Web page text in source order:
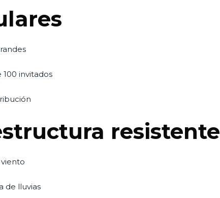
invitados
resistente
de lluvias